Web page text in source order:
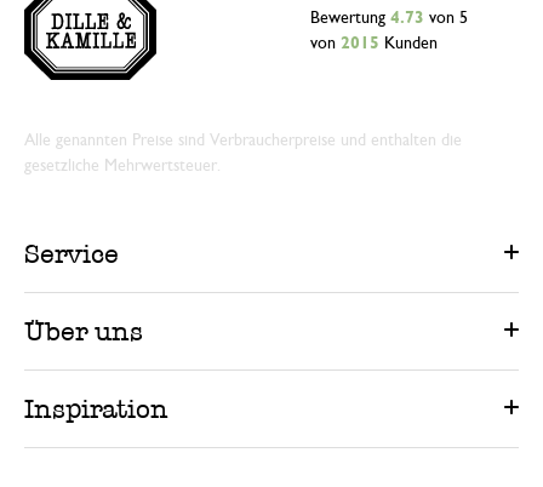
Bewertung 4.73 von 5
von 2015 Kunden
Alle genannten Preise sind Verbraucherpreise und enthalten die
gesetzliche Mehrwertsteuer.
Service
Über uns
Inspiration